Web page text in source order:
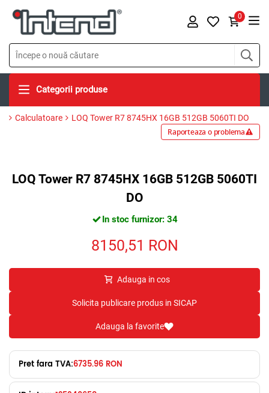
0
Categorii produse
Calculatoare LOQ Tower R7 8745HX 16GB 512GB 5060TI DO
Raporteaza o problema
LOQ Tower R7 8745HX 16GB 512GB 5060TI
DO
In stoc furnizor: 34
8150,51 RON
Adauga in cos
Solicita publicare produs in SICAP
Adauga la favorite
Pret fara TVA:6735.96 RON